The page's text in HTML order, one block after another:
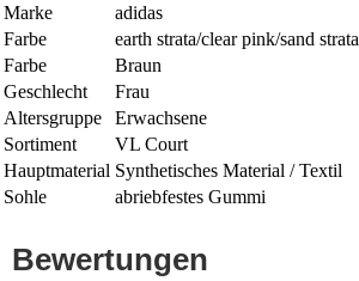
Marke
adidas
Farbe
earth strata/clear pink/sand strata
Farbe
Braun
Geschlecht
Frau
Altersgruppe
Erwachsene
Sortiment
VL Court
Hauptmaterial Synthetisches Material / Textil
Sohle
abriebfestes Gummi